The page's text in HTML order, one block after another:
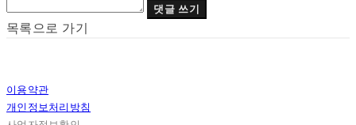
댓글 쓰기
목록으로 가기
이용약관
개인정보처리방침